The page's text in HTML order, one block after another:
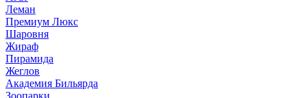
Леман
Премиум Люкс
Шаровня
Жираф
Пирамида
Жеглов
Академия Бильярда
Зоопарки